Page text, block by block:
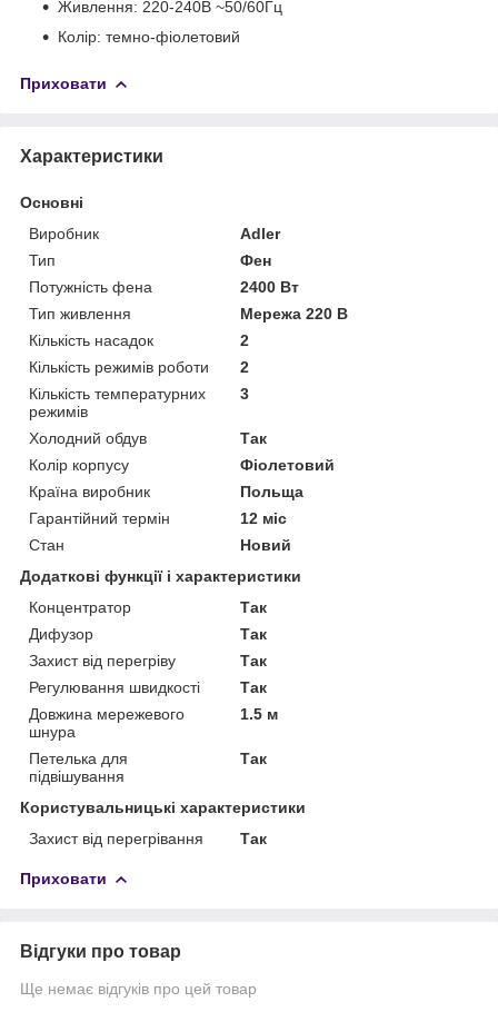
Живлення: 220-240В ~50/60Гц
Колір: темно-фіолетовий
Приховати
Характеристики
Основні
Виробник
Adler
Тип
Фен
Потужність фена
2400 Вт
Тип живлення
Мережа 220 В
Кількість насадок
2
Кількість режимів роботи
2
Кількість температурних
режимів
3
Холодний обдув
Так
Колір корпусу
Фіолетовий
Країна виробник
Польща
Гарантійний термін
12 міс
Стан
Новий
Додаткові функції і характеристики
Концентратор
Так
Дифузор
Так
Захист від перегріву
Так
Регулювання швидкості
Так
Довжина мережевого
шнура
1.5 м
Петелька для
підвішування
Так
Користувальницькі характеристики
Захист від перегрівання
Так
Приховати
Відгуки про товар
Ще немає відгуків про цей товар